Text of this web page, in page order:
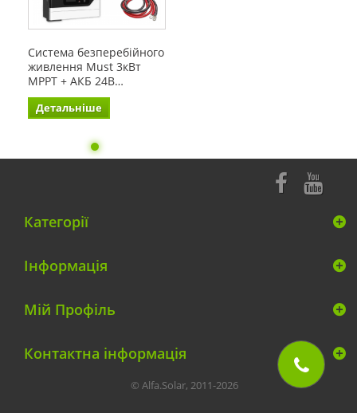
Система безперебійного
живлення Must 3кВт
MPPT + АКБ 24В…
Детальніше
Категорії
Інформація
Мій Профіль
Контактна інформація
© Alfa.Solar, 2011-2026